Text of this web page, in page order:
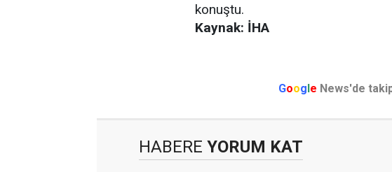
konuştu.
Kaynak: İHA
Google News'de
HABERE YORUM KAT